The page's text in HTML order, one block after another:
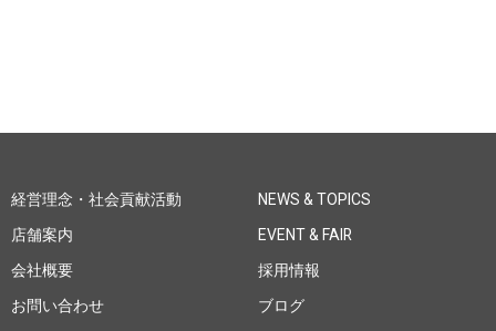
経営理念・社会貢献活動
店舗案内
会社概要
お問い合わせ
NEWS & TOPICS
EVENT & FAIR
採用情報
ブログ